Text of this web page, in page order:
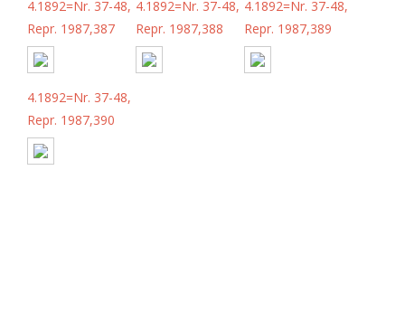
4.1892=Nr. 37-48,
Repr. 1987,387
4.1892=Nr. 37-48,
Repr. 1987,388
4.1892=Nr. 37-48,
Repr. 1987,389
4.1892=Nr. 37-48,
Repr. 1987,390